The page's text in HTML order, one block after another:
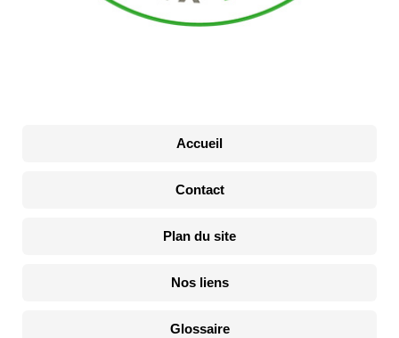
Accueil
Contact
Plan du site
Nos liens
Glossaire